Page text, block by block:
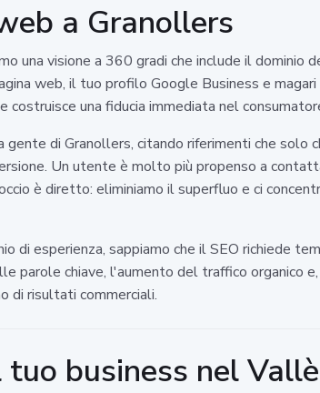
a Granollers
una visione a 360 gradi che include il dominio
web, il tuo profilo Google Business e magari
una fiducia immediata nel
di Granollers, citando riferimenti che solo
Un utente è molto più propenso a
è diretto: eliminiamo il superfluo e ci
di esperienza, sappiamo che il SEO richiede
parole chiave, l'aumento del traffico organico
di risultati commerciali.
business nel